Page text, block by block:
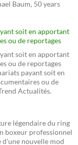
Baum, 50 years
soit en apportant
ou de reportages
soit en apportant
ou de reportages
payant soit en
ou de
Actualités.
légendaire du ring
boxeur professionnel
d'une nouvelle mod